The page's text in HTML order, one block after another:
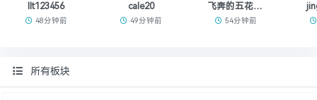
llt123456
48分钟前
cale20
49分钟前
飞奔的五花肉ii
54分钟前
所有板块